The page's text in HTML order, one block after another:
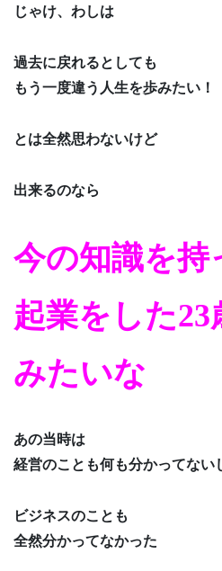
じゃけ、わしは
過去に戻れるとしても
もう一度違う人生を歩みたい！
とは全然思わないけど
出来るのなら
今の知識を持
起業をした23
みたいな
あの当時は
経営のことも何も分かってない
ビジネスのことも
全然分かってなかった